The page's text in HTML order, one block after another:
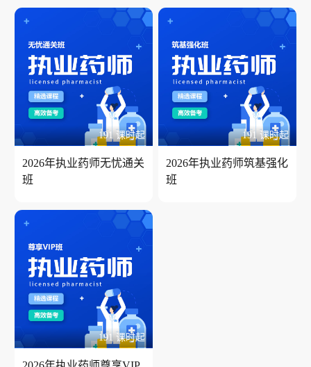
2026年执业药师无忧通关
班
191 课时起
2026年执业药师筑基强化
班
191 课时起
191 课时起